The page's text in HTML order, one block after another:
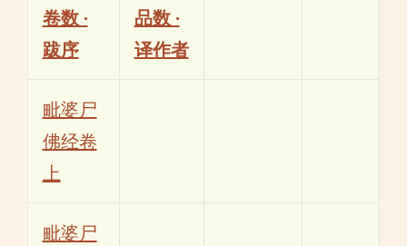
卷数 ·
跋序
品数 ·
译作者
毗婆尸
佛经卷
上
毗婆尸